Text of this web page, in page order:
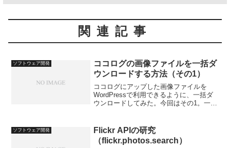
関連記事
ソフトウェア開発
ココログの画像ファイルを一括ダ
ウンロードする方法（その1）
ココログにアップした画像ファイルを
WordPressで利用できるように、一括ダ
ウンロードしてみた。今回はその1。一括
ファイルURLの一覧を作り、それを使っ
て自動ダウンロ...
ソフトウェア開発
Flickr APIの研究
（flickr.photos.search）